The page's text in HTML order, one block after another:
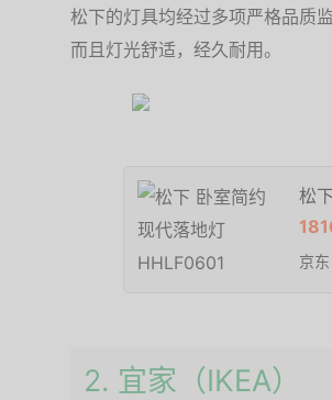
松下的灯具均经过多项严格品质
而且灯光舒适，经久耐用。
松
京东
2. 宜家（IKEA）